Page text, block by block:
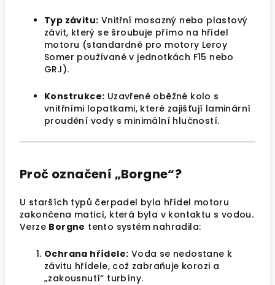
Typ závitu: Vnitřní mosazný nebo plastový
závit, který se šroubuje přímo na hřídel
motoru (standardně pro motory Leroy
Somer používané v jednotkách F15 nebo
GR.I).
Konstrukce: Uzavřené oběžné kolo s
vnitřními lopatkami, které zajišťují laminární
proudění vody s minimální hlučností.
Proč označení „Borgne“?
U starších typů čerpadel byla hřídel motoru
zakončena maticí, která byla v kontaktu s vodou.
Verze Borgne tento systém nahradila:
Ochrana hřídele: Voda se nedostane k
závitu hřídele, což zabraňuje korozi a
„zakousnutí“ turbíny.